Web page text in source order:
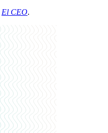
El CEO.